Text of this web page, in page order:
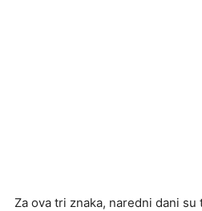
Za ova tri znaka, naredni dani